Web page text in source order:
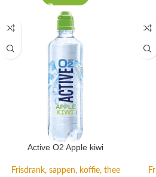
Active O2 Apple kiwi
Frisdrank, sappen, koffie, thee